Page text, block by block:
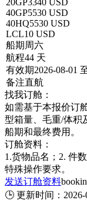
20GP3340 USD
40GP5530 USD
40HQ5530 USD
LCL10 USD
船期 周六
航程44 天
有效期2026-08-01
备注直航
找我订舱：
如需基于本报价订
型箱量、毛重/体积
船期和最终费用。
订舱资料：
1.货物品名；2. 件
特殊操作要求。
发送订舱资料
🕒 更新时间：